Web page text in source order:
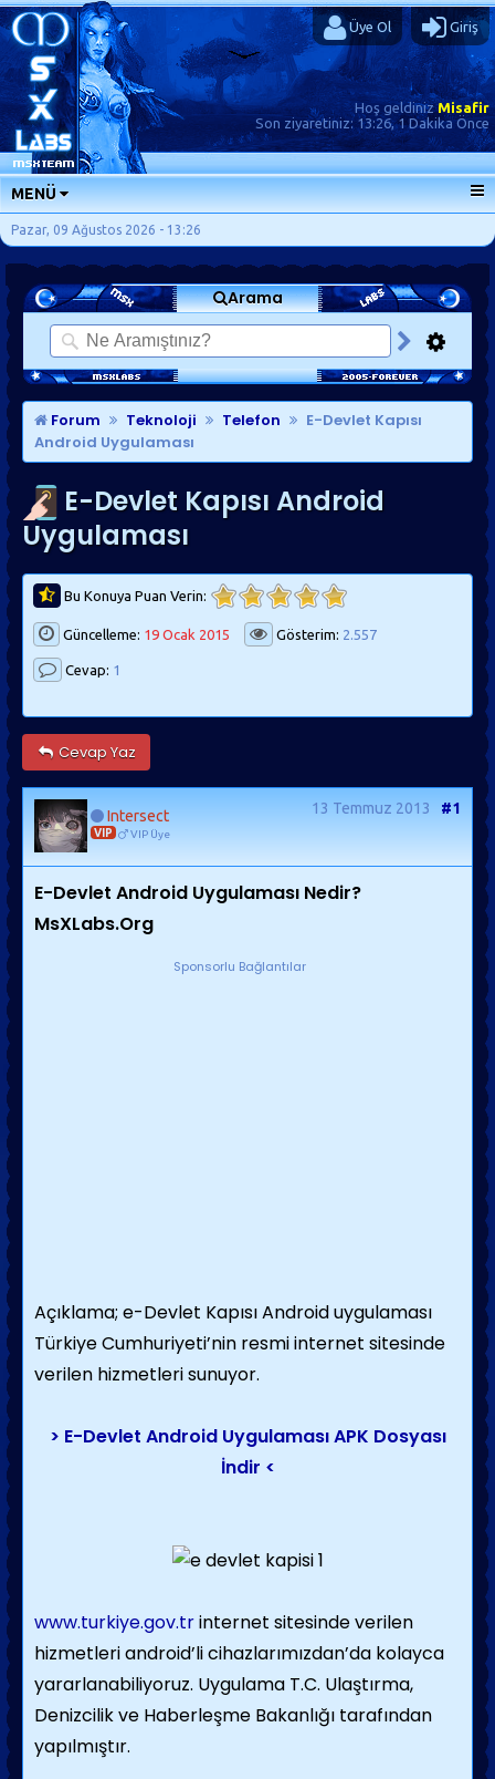
Üye Ol Giriş
Hoş geldinizMisafir
Son ziyaretiniz: 13:26, 1 Dakika Önce
MENÜ
ANA SAYFA
FORUMLAR
SORU-CEVAP
GÜNLÜKLER
SON MESAJLAR
KISAYOLLAR
Pazar, 09 Ağustos 2026 - 13:26
Arama
Forum Teknoloji Telefon
E-Devlet Kapısı
Android Uygulaması
E-Devlet Kapısı Android
Uygulaması
Bu Konuya Puan Verin:
Güncelleme: 19 Ocak 2015 Gösterim: 2.557
Cevap: 1
Cevap Yaz
Intersect
VIP VIP Üye
13 Temmuz 2013 #1
E-Devlet Android Uygulaması Nedir?
MsXLabs.Org
Sponsorlu Bağlantılar
Açıklama; e-Devlet Kapısı Android uygulaması
Türkiye Cumhuriyeti’nin resmi internet sitesinde
verilen hizmetleri sunuyor.
> E-Devlet Android Uygulaması APK Dosyası
İndir <
www.turkiye.gov.trinternet sitesinde verilen
hizmetleri android’li cihazlarımızdan’da kolayca
yararlanabiliyoruz. Uygulama T.C. Ulaştırma,
Denizcilik ve Haberleşme Bakanlığı tarafından
yapılmıştır.